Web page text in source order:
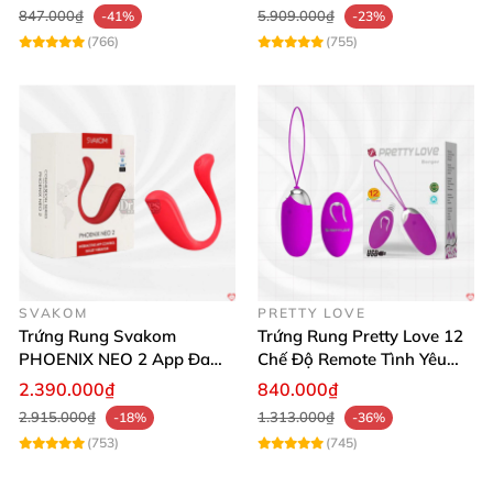
847.000₫
-41%
(766)
5.909.000₫
-23%
(755)
SVAKOM
Trứng Rung Svakom
PHOENIX NEO 2 App Đa
Chức Năng Hấp Dẫn
2.390.000₫
2.915.000₫
-18%
(753)
PRETTY LOVE
Trứng Rung Pretty Love 12
Chế Độ Remote Tình Yêu
Kích Thích
840.000₫
1.313.000₫
-36%
(745)